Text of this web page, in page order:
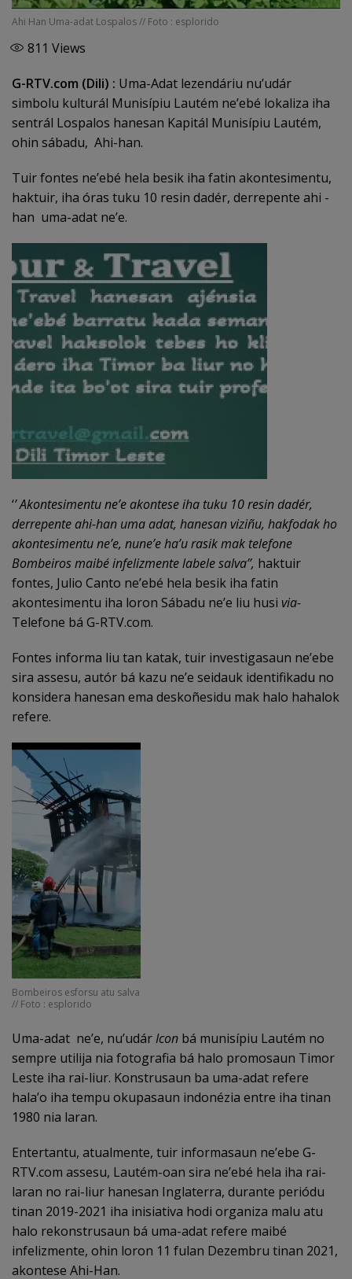
Ahi Han Uma-adat Lospalos // Foto : esplorido
811 Views
G-RTV.com (Dili) : Uma-Adat lezendáriu nu’udár
simbolu kulturál Munisípiu Lautém ne’ebé lokaliza iha
sentrál Lospalos hanesan Kapitál Munisípiu Lautém,
ohin sábadu, Ahi-han.
Tuir fontes ne’ebé hela besik iha fatin akontesimentu,
haktuir, iha óras tuku 10 resin dadér, derrepente ahi -
han uma-adat ne’e.
‘’ Akontesimentu ne’e akontese iha tuku 10 resin dadér,
derrepente ahi-han uma adat, hanesan viziñu, hakfodak ho
akontesimentu ne’e, nune’e ha’u rasik mak telefone
Bombeiros maibé infelizmente labele salva’’, haktuir
fontes, Julio Canto ne’ebé hela besik iha fatin
akontesimentu iha loron Sábadu ne’e liu husi via-
Telefone bá G-RTV.com.
Fontes informa liu tan katak, tuir investigasaun ne’ebe
sira assesu, autór bá kazu ne’e seidauk identifikadu no
konsidera hanesan ema deskoñesidu mak halo hahalok
refere.
Bombeiros esforsu atu salva
// Foto : esplorido
Uma-adat ne’e, nu’udárIcon bá munisípiu Lautém no
sempre utilija nia fotografia bá halo promosaun Timor
Leste iha rai-liur. Konstrusaun ba uma-adat refere
hala’o iha tempu okupasaun indonézia entre iha tinan
1980 nia laran.
Entertantu, atualmente, tuir informasaun ne’ebe G-
RTV.com assesu, Lautém-oan sira ne’ebé hela iha rai-
laran no rai-liur hanesan Inglaterra, durante periódu
tinan 2019-2021 iha inisiativa hodi organiza malu atu
halo rekonstrusaun bá uma-adat refere maibé
infelizmente, ohin loron 11 fulan Dezembru tinan 2021,
akontese Ahi-Han.